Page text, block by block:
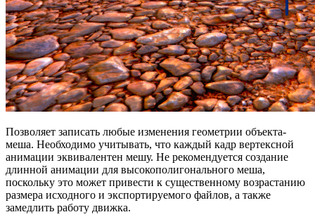
Позволяет записать любые изменения геометрии объекта-
меша. Необходимо учитывать, что каждый кадр вертексной
анимации эквивалентен мешу. Не рекомендуется создание
длинной анимации для высокополигонального меша,
поскольку это может привести к существенному возрастанию
размера исходного и экспортируемого файлов, а также
замедлить работу движка.